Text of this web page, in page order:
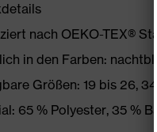
nach OEKO-TEX®
in den Farben:
Größen: 19 bis 26,
65 % Polyester, 35 %